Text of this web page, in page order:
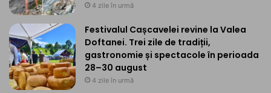
4 zile în urmă
Festivalul Cașcavelei revine la Valea
Doftanei. Trei zile de tradiții,
gastronomie și spectacole în perioada
28–30 august
4 zile în urmă